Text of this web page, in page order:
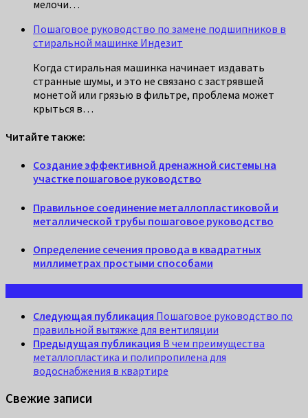
мелочи…
Пошаговое руководство по замене подшипников в
стиральной машинке Индезит
Когда стиральная машинка начинает издавать
странные шумы, и это не связано с застрявшей
монетой или грязью в фильтре, проблема может
крыться в…
Читайте также:
Создание эффективной дренажной системы на
участке пошаговое руководство
Правильное соединение металлопластиковой и
металлической трубы пошаговое руководство
Определение сечения провода в квадратных
миллиметрах простыми способами
Следующая публикация Пошаговое руководство по
правильной вытяжке для вентиляции
Предыдущая публикация В чем преимущества
металлопластика и полипропилена для
водоснабжения в квартире
Свежие записи